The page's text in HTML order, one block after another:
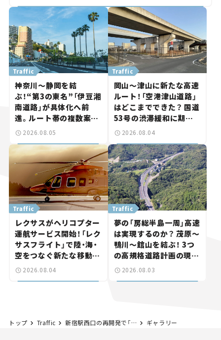
神奈川～静岡を結
ぶ！“第3の東名”「伊豆湘
南道路」が具体化へ前
進。ルート帯の複数案検
討へ。熱海まで信号ゼロ
道路計画】
Traffic
2026.08.05
岡山～津山に新たな高速
ルート！「空港津山道路」
はどこまでできた？ 国道
53号の渋滞緩和に期待。
岡山市側でも動きが【い
Traffic
2026.08.04
レクサスがヘリコプター
運航サービス開始！「レク
サスフライト」で陸・海・
空をつなぐ新たな移動体
験とは
Traffic
2026.08.04
夢の「房総半島一周」高速
は実現するのか？ 茂原～
鴨川～館山を結ぶ！ 3つ
の高規格道路計画の現
状。「館山鴨川道路」で検
Traffic
2026.08.03
トップ Traffic 新宿駅西口の再開発で「駅前道路」が大変化！ 歴史的な「動線変更」はどうなった？ 将来はどんな形になるの【いま気になる道路計画】 ギャラリー